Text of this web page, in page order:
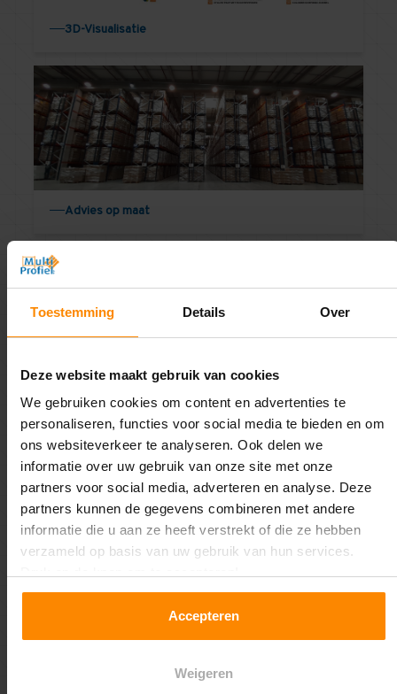
Toestemming Details Over
Deze website maakt gebruik van cookies
We gebruiken cookies om content en advertenties te
personaliseren, functies voor social media te bieden en om
ons websiteverkeer te analyseren. Ook delen we
informatie over uw gebruik van onze site met onze
partners voor social media, adverteren en analyse. Deze
partners kunnen de gegevens combineren met andere
informatie die u aan ze heeft verstrekt of die ze hebben
verzameld op basis van uw gebruik van hun services.
Accepteren
Weigeren
3D-Visualisatie
Advies op maat
Berekeningen